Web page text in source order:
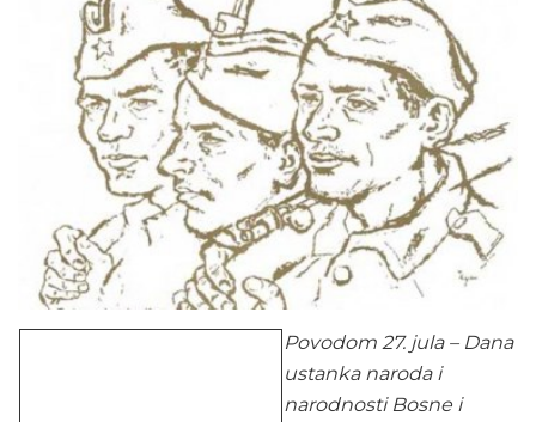
Povodom 27. jula – Dana
ustanka naroda i
narodnosti Bosne i